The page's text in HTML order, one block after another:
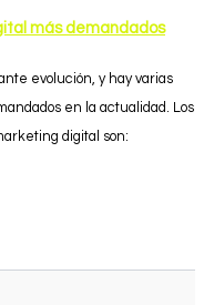
más demandados
evolución, y hay varias
en la actualidad. Los
digital son: